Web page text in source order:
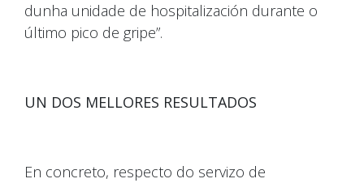
dunha unidade de hospitalización durante o
último pico de gripe”.
UN DOS MELLORES RESULTADOS
En concreto, respecto do servizo de